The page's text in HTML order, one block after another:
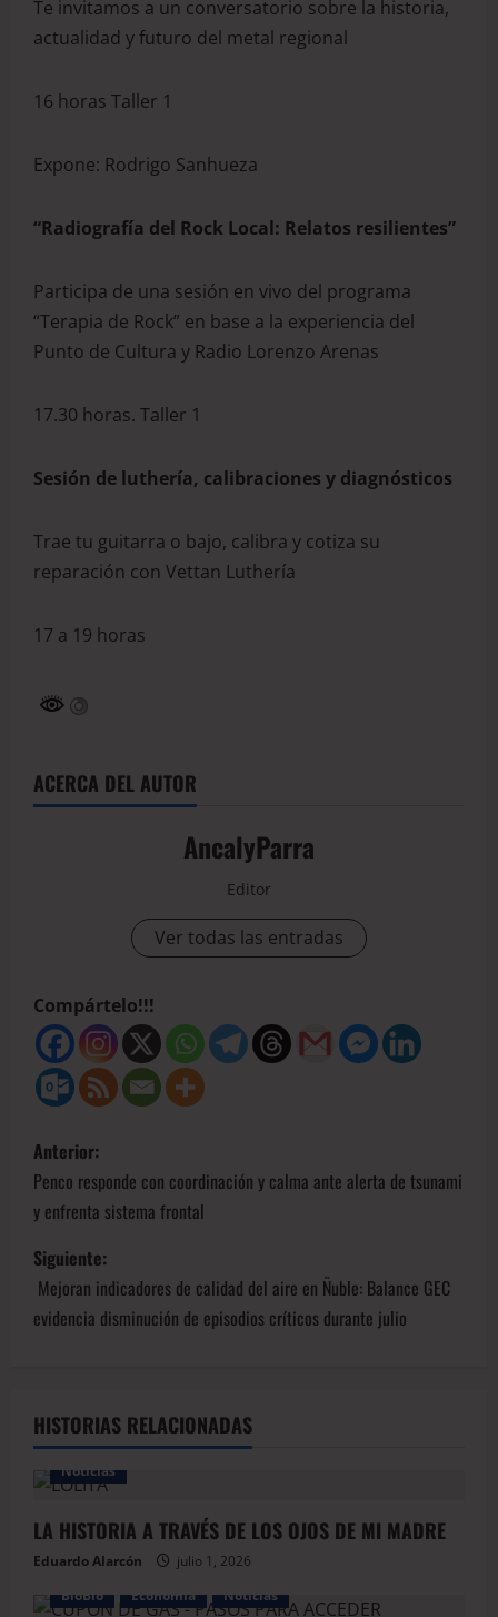
Te invitamos a un conversatorio sobre la historia,
actualidad y futuro del metal regional
16 horas Taller 1
Expone: Rodrigo Sanhueza
“Radiografía del Rock Local: Relatos resilientes”
Participa de una sesión en vivo del programa
“Terapia de Rock” en base a la experiencia del
Punto de Cultura y Radio Lorenzo Arenas
17.30 horas. Taller 1
Sesión de luthería, calibraciones y diagnósticos
Trae tu guitarra o bajo, calibra y cotiza su
reparación con Vettan Luthería
17 a 19 horas
ACERCA DEL AUTOR
AncalyParra
Editor
Ver todas las entradas
Compártelo!!!
Anterior:
Penco responde con coordinación y calma ante alerta de tsunami
y enfrenta sistema frontal
Siguiente:
Mejoran indicadores de calidad del aire en Ñuble: Balance GEC
evidencia disminución de episodios críticos durante julio
HISTORIAS RELACIONADAS
Noticias
LA HISTORIA A TRAVÉS DE LOS OJOS DE MI MADRE
Eduardo Alarcón
julio 1, 2026
BioBio
Economía Noticias